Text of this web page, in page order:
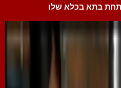
בתא בכלא שלו